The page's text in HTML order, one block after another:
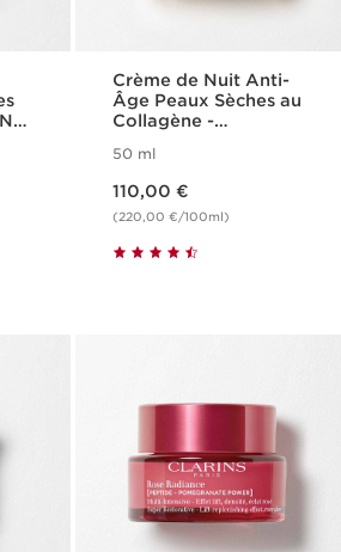
Crème de Nuit Anti-
Âge Peaux Sèches au
Collagène -
Technology - Extra-
Firming
50 ml
110,00 €
(220,00 €/100ml)